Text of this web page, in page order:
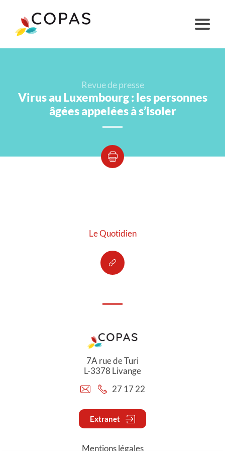
Revue de presse
Virus au Luxembourg : les personnes
âgées appelées à s’isoler
Le Quotidien
7A rue de Turi
L-3378 Livange
27 17 22
Extranet
Mentions légales